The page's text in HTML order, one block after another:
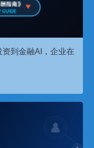
到金融AI，企业在